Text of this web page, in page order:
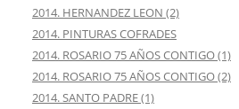
2014. HERNANDEZ LEON (2)
2014. PINTURAS COFRADES
2014. ROSARIO 75 AÑOS CONTIGO (1)
2014. ROSARIO 75 AÑOS CONTIGO (2)
2014. SANTO PADRE (1)